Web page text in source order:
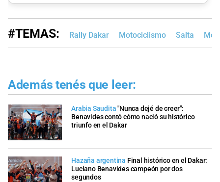
#TEMAS: Rally Dakar Motociclismo Salta
Además tenés que leer:
Arabia Saudita"Nunca dejé de creer":
Benavides contó cómo nació su histórico
triunfo en el Dakar
Hazaña argentina Final histórico en el Dakar:
Luciano Benavides campeón por dos
segundos